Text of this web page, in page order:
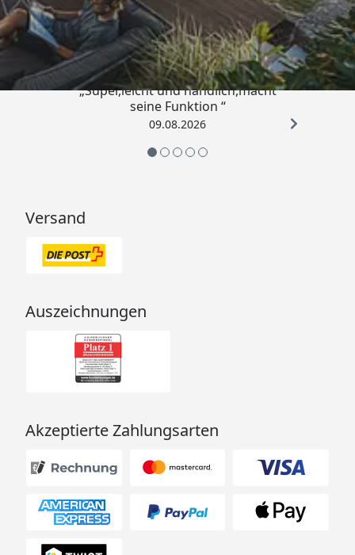
4,81/ 5
„Super,leicht und handlich,macht
seine Funktion “
09.08.2026
Versand
Auszeichnungen
Akzeptierte Zahlungsarten